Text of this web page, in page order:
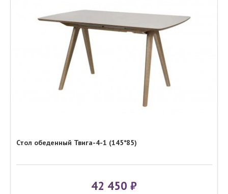
Стол обеденный Твига-4-1 (145*85)
42 450